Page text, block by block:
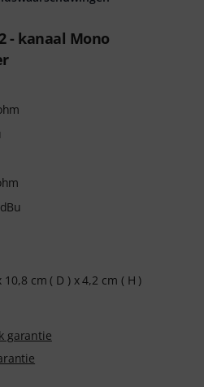
- kanaal Mono
cm ( D ) x 4,2 cm ( H )
garantie